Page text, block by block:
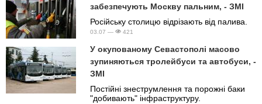
забезпечують Москву пальним, - ЗМІ
Російську столицю відрізають від палива.
03.07 — 421
У окупованому Севастополі масово
зупиняються тролейбуси та автобуси, -
ЗМІ
Постійні знеструмлення та порожні баки
"добивають" інфраструктуру.